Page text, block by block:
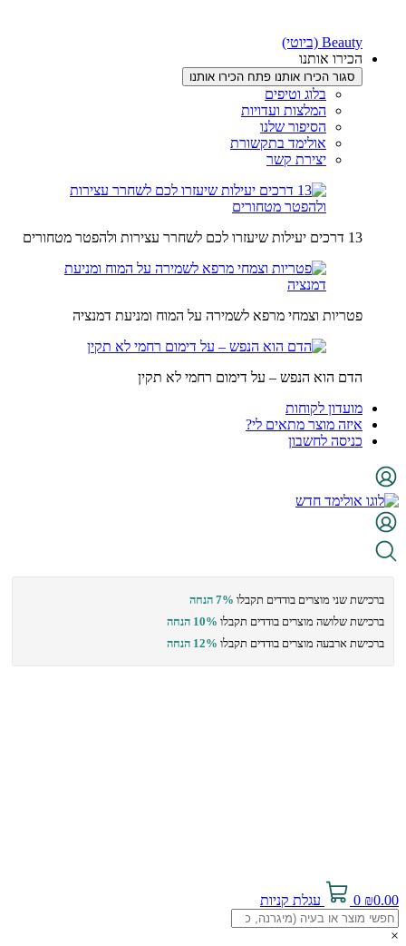
Beauty (ביוטי)
הכירו אותנו
סגור הכירו אותנו פתח הכירו אותנו
בלוג וטיפים
המלצות ועדויות
הסיפור שלנו
אולימד בתקשורת
יצירת קשר
13 דרכים יעילות שיעזרו לכם לשחרר עצירות ולהפטר מטחורים
פטריות וצמחי מרפא לשמירה על המוח ומניעת דמנציה
הדם הוא הנפש – על דימום רחמי לא תקין
מועדון לקוחות
איזה מוצר מתאים לי?
כניסה לחשבון
ברכישת שני מוצרים בודדים תקבלו 7% הנחה
ברכישת שלושה מוצרים בודדים תקבלו 10% הנחה
ברכישת ארבעה מוצרים בודדים תקבלו 12% הנחה
₪0.00
0 עגלת קניות
×